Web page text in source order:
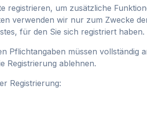
registrieren, um zusätzliche
verwenden wir nur zum Zwecke
für den Sie sich registriert haben.
Pflichtangaben müssen vollständig
Registrierung ablehnen.
Registrierung: